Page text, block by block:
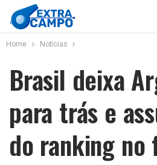
Home Notícias
Brasil deixa
para trás e
do ranking no